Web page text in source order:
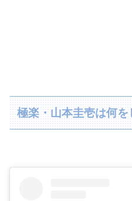
極楽・山本圭壱は何を